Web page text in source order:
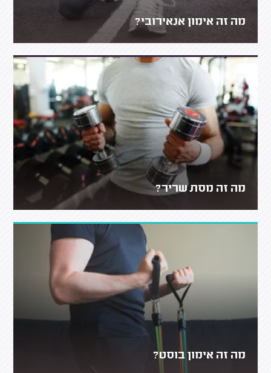
מה זה אימון אנאירובי?
מה זה מסת שריר?
מה זה אימון בוסט?